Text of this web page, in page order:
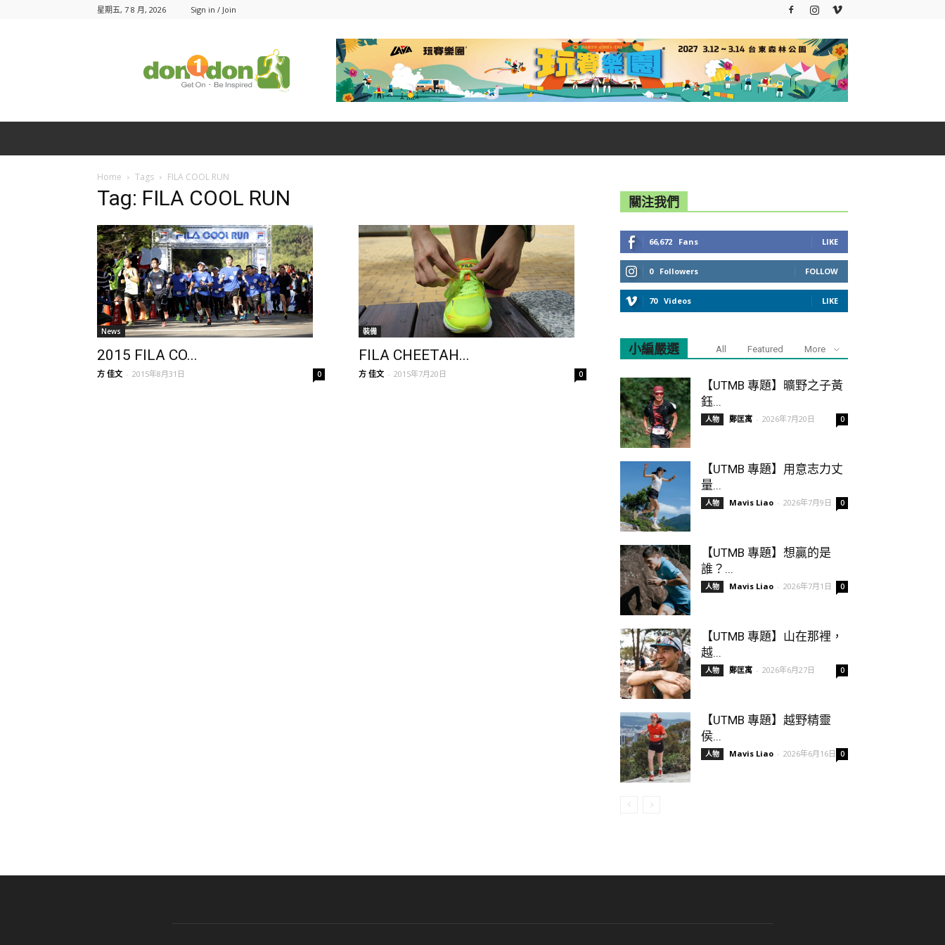
星期五, 7 8 月, 2026 Sign in / Join
Home Tags FILA COOL RUN
Tag: FILA COOL RUN
News
2015 FILA CO...
方 佳文 - 2015年8月31日 0
裝備
FILA CHEETAH...
方 佳文 - 2015年7月20日 0
關注我們
66,672 Fans LIKE
0 Followers FOLLOW
70 Videos LIKE
小編嚴選 All Featured More
【UTMB 專題】曠野之子黃
鈺...
人物 鄭匡寓 - 2026年7月20日 0
【UTMB 專題】用意志力丈
量...
人物 Mavis Liao - 2026年7月9日 0
【UTMB 專題】想贏的是
誰？...
人物 Mavis Liao - 2026年7月1日 0
【UTMB 專題】山在那裡，
越...
人物 鄭匡寓 - 2026年6月27日 0
【UTMB 專題】越野精靈
侯...
人物 Mavis Liao - 2026年6月16日 0